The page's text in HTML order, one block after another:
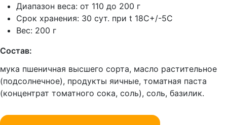
Диапазон веса: от 110 до 200 г
Срок хранения: 30 сут. при t 18C+/-5C
Вес: 200 г
Состав:
мука пшеничная высшего сорта, масло растительное
(подсолнечное), продукты яичные, томатная паста
(концентрат томатного сока, соль), соль, базилик.